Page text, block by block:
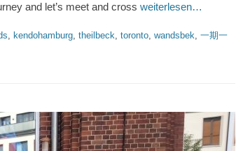
and let’s meet and cross weiterlesen…
, kendohamburg, theilbeck, toronto, wandsbek, 一期一